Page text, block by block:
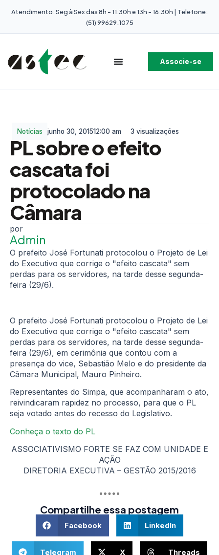
Atendimento: Seg à Sex das 8h - 11:30h e 13h - 16:30h | Telefone:
(51) 99629.1075
Associe-se
Notícias junho 30, 201512:00 am 3 visualizações
PL sobre o efeito
cascata foi
protocolado na
Câmara
Admin
O prefeito José Fortunati protocolou o Projeto de Lei
do Executivo que corrige o "efeito cascata" sem
perdas para os servidores, na tarde desse segunda-
feira (29/6).
O prefeito José Fortunati protocolou o Projeto de Lei
do Executivo que corrige o "efeito cascata" sem
perdas para os servidores, na tarde desse segunda-
feira (29/6), em cerimônia que contou com a
presença do vice, Sebastião Melo e do presidente da
Câmara Municipal, Mauro Pinheiro.
Representantes do Simpa, que acompanharam o ato,
reivindicaram rapidez no processo, para que o PL
seja votado antes do recesso do Legislativo.
Conheça o texto do PL
ASSOCIATIVISMO FORTE SE FAZ COM UNIDADE E
AÇÃO
DIRETORIA EXECUTIVA – GESTÃO 2015/2016
Compartilhe essa postagem
Facebook LinkedIn
Telegram X Threads